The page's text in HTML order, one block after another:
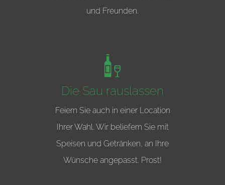
und Freunden.
Die Sau rauslassen
Feiern Sie auch in einer Location
Ihrer Wahl. Wir beliefern Sie mit
Speisen und Getränken, an Ihre
Wünsche angepasst. Prost!